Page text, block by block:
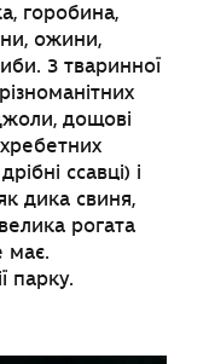
горобина,
ожини,
З тваринної
дощові
ссавці) і
дика свиня,
рогата
має.
парку.